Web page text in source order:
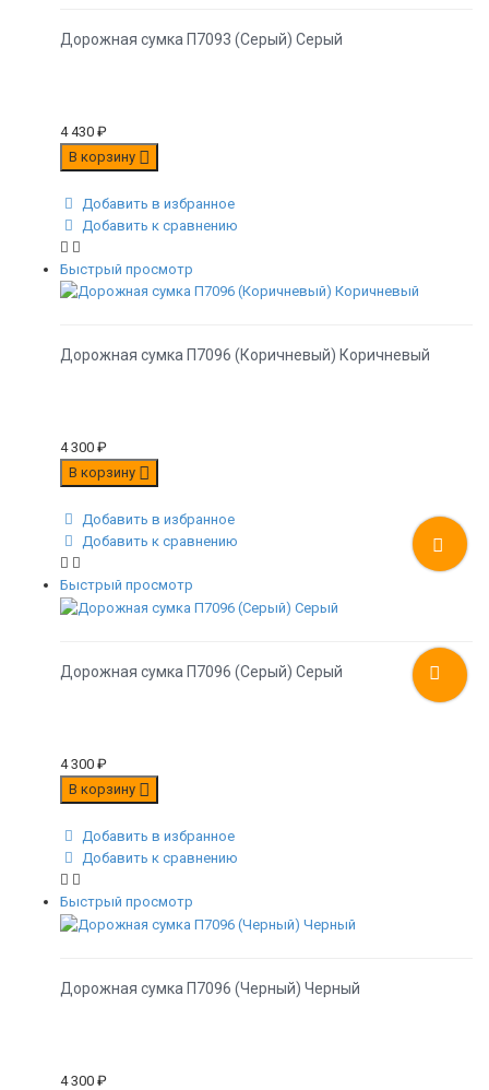
Дорожная сумка П7093 (Серый) Серый
4 430 ₽
В корзину
Добавить в избранное
Добавить к сравнению
Быстрый просмотр
Дорожная сумка П7096 (Коричневый) Коричневый
4 300 ₽
В корзину
Добавить в избранное
Добавить к сравнению
Быстрый просмотр
Дорожная сумка П7096 (Серый) Серый
4 300 ₽
В корзину
Добавить в избранное
Добавить к сравнению
Быстрый просмотр
Дорожная сумка П7096 (Черный) Черный
4 300 ₽